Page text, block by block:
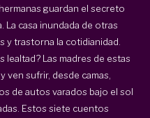
guardan el secreto
La casa inundada de otras
y trastorna la cotidianidad.
lealtad? Las madres de estas
ven sufrir, desde camas,
de autos varados bajo el sol
Estos siete cuentos